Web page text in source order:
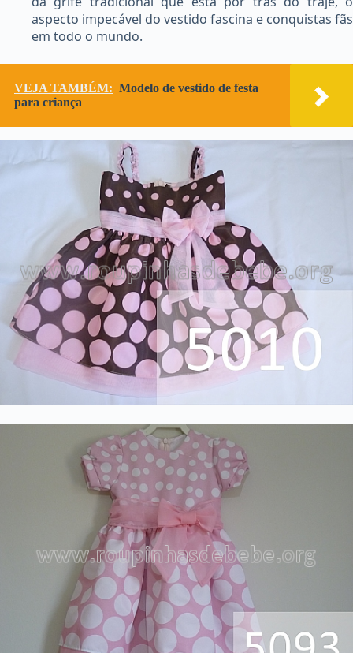
aspecto impecável do vestido fascina e conquistas fãs
em todo o mundo.
VEJA TAMBÉM: Modelo de vestido de festa
para criança